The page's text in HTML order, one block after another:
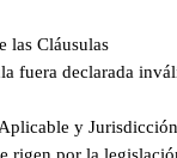
las Cláusulas
fuera declarada
y Jurisdicción